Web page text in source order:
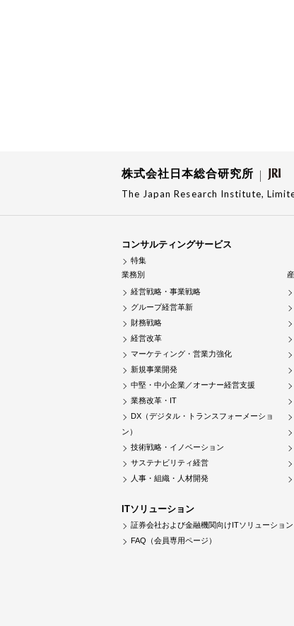
株式会社日本総合研究所
The Japan Research Institute,
コンサルティングサービス
特集
業務別
経営戦略・事業戦略
グループ経営革新
財務戦略
経営改革
マーケティング・営業力強化
新規事業開発
中堅・中小企業／オーナー経営支援
業務改革・IT
DX（デジタル・トランスフォーメーショ
ン）
技術戦略・イノベーション
サステナビリティ経営
人事・組織・人材開発
ITソリューション
証券会社および金融機関向けITソリューション
FAQ（会員専用ページ）